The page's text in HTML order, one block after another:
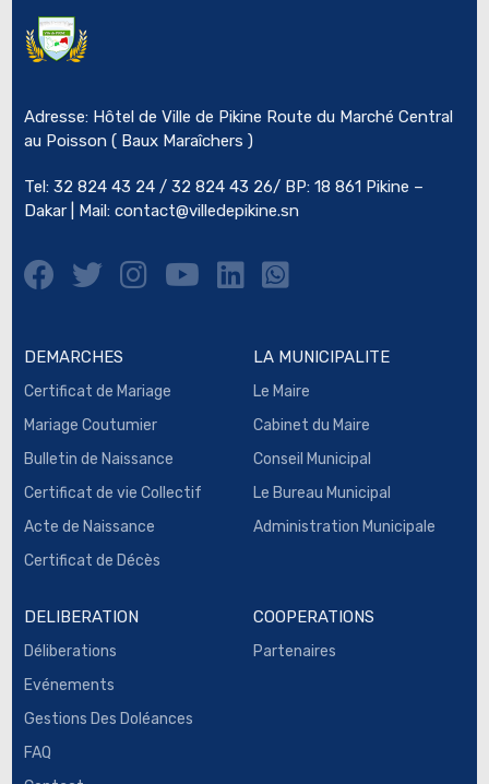
Adresse: Hôtel de Ville de Pikine Route du Marché Central
au Poisson ( Baux Maraîchers )
Tel: 32 824 43 24 / 32 824 43 26/ BP: 18 861 Pikine –
Dakar | Mail: contact@villedepikine.sn
DEMARCHES
Certificat de Mariage
Mariage Coutumier
Bulletin de Naissance
Certificat de vie Collectif
Acte de Naissance
Certificat de Décès
LA MUNICIPALITE
Le Maire
Cabinet du Maire
Conseil Municipal
Le Bureau Municipal
Administration Municipale
DELIBERATION
Déliberations
Evénements
Gestions Des Doléances
FAQ
COOPERATIONS
Partenaires